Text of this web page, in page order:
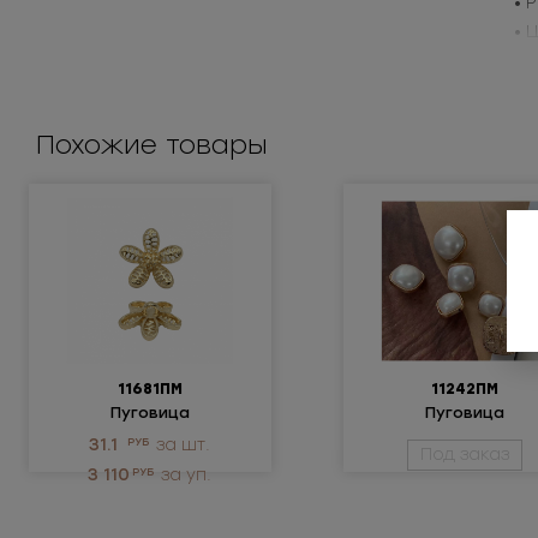
•
Похожие товары
11681ПМ
Пуговица
металлическая
31.1 РУБ за шт.
3 110 РУБ за уп.
11242ПМ
Пуговица
металлическая
Под заказ